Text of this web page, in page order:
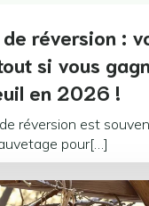
réversion :
si vous
en 2026 !
réversion est
pour[…]